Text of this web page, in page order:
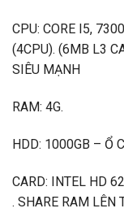
CPU: CORE I5,
(4CPU). (6MB L3
SIÊU MẠNH
RAM: 4G.
HDD: 1000GB – Ổ
CARD: INTEL HD
. SHARE RAM LÊN